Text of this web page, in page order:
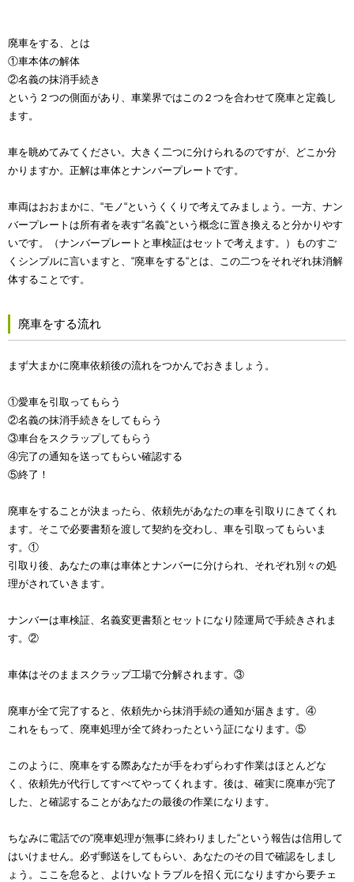
廃車をする、とは
①車本体の解体
②名義の抹消手続き
という２つの側面があり、車業界ではこの２つを合わせて廃車と定義し
ます。
車を眺めてみてください。大きく二つに分けられるのですが、どこか分
かりますか。正解は車体とナンバープレートです。
車両はおおまかに、“モノ“というくくりで考えてみましょう。一方、ナン
バープレートは所有者を表す“名義“という概念に置き換えると分かりやす
いです。（ナンバープレートと車検証はセットで考えます。）ものすご
くシンプルに言いますと、“廃車をする“とは、この二つをそれぞれ抹消解
体することです。
廃車をする流れ
まず大まかに廃車依頼後の流れをつかんでおきましょう。
①愛車を引取ってもらう
②名義の抹消手続きをしてもらう
③車台をスクラップしてもらう
④完了の通知を送ってもらい確認する
⑤終了！
廃車をすることが決まったら、依頼先があなたの車を引取りにきてくれ
ます。そこで必要書類を渡して契約を交わし、車を引取ってもらいま
す。①
引取り後、あなたの車は車体とナンバーに分けられ、それぞれ別々の処
理がされていきます。
ナンバーは車検証、名義変更書類とセットになり陸運局で手続きされま
す。②
車体はそのままスクラップ工場で分解されます。③
廃車が全て完了すると、依頼先から抹消手続の通知が届きます。④
これをもって、廃車処理が全て終わったという証になります。⑤
このように、廃車をする際あなたが手をわずらわす作業はほとんどな
く、依頼先が代行してすべてやってくれます。後は、確実に廃車が完了
した、と確認することがあなたの最後の作業になります。
ちなみに電話での“廃車処理が無事に終わりました“という報告は信用して
はいけません。必ず郵送をしてもらい、あなたのその目で確認をしまし
ょう。ここを怠ると、よけいなトラブルを招く元になりますから要チェ